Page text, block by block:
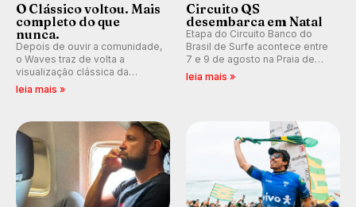
O Clássico voltou. Mais
completo do que
nunca.
Depois de ouvir a comunidade,
o Waves traz de volta a
visualização clássica da
previsão de águas rasas,
ondas para até 16 dias.
leia mais »
Circuito QS
desembarca em Natal
Etapa do Circuito Banco do
Brasil de Surfe acontece entre
7 e 9 de agosto na Praia de
Miami (RN), em disputas
leia mais »